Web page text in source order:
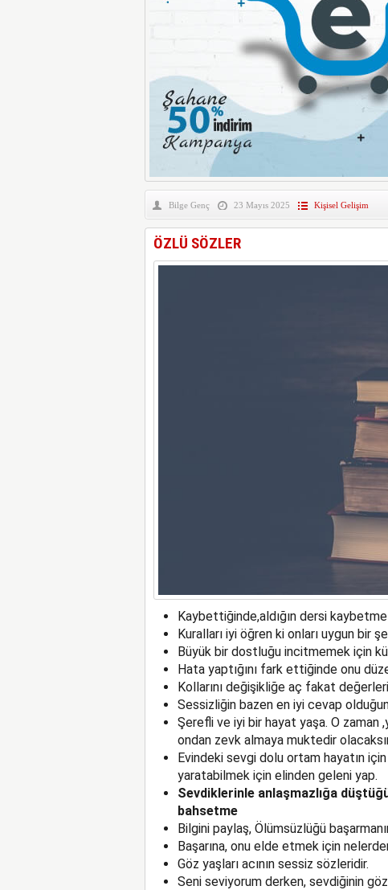
Bilge Genç 23 Mayıs 2025 Kişisel Gelişim
ÖZLÜ SÖZLER
Kaybettiğinde,aldığın dersi kaybetme
Kuralları iyi öğren ki onları uygun bir
Büyük bir dostluğu incitmemek için
Hata yaptığını fark ettiğinde onu
Kollarını değişikliğe aç fakat
Sessizliğin bazen en iyi cevap
Şerefli ve iyi bir hayat yaşa. O zaman
ondan zevk almaya muktedir
Evindeki sevgi dolu ortam hayatın
yaratabilmek için elinden geleni yap.
Sevdiklerinle anlaşmazlığa
bahsetme
Bilgini paylaş, Ölümsüzlüğü
Başarına, onu elde etmek için
Göz yaşları acının sessiz sözleridir.
Seni seviyorum derken, sevdiğinin